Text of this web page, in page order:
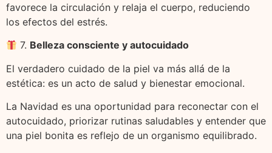
favorece la circulación y relaja el cuerpo, reduciendo
los efectos del estrés.
7. Belleza consciente y autocuidado
El verdadero cuidado de la piel va más allá de la
estética: es un acto de salud y bienestar emocional.
La Navidad es una oportunidad para reconectar con el
autocuidado, priorizar rutinas saludables y entender que
una piel bonita es reflejo de un organismo equilibrado.